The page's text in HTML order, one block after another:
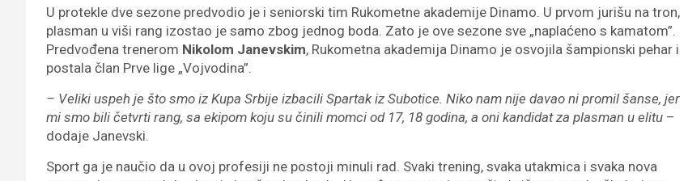
U protekle dve sezone predvodio je i seniorski tim Rukometne akademije Dinamo. U prvom jurišu na tron,
plasman u viši rang izostao je samo zbog jednog boda. Zato je ove sezone sve „naplaćeno s kamatom”.
Predvođena trenerom Nikolom Janevskim, Rukometna akademija Dinamo je osvojila šampionski pehar i
postala član Prve lige „Vojvodina”.
– Veliki uspeh je što smo iz Kupa Srbije izbacili Spartak iz Subotice. Niko nam nije davao ni promil šanse, jer
mi smo bili četvrti rang, sa ekipom koju su činili momci od 17, 18 godina, a oni kandidat za plasman u elitu –
dodaje Janevski.
Sport ga je naučio da u ovoj profesiji ne postoji minuli rad. Svaki trening, svaka utakmica i svaka nova